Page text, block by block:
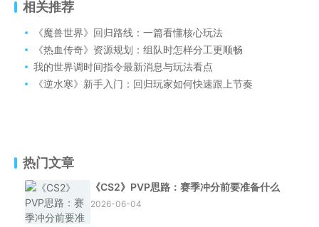
相关推荐
《魔兽世界》回归路线：一篇看懂核心玩法
《热血传奇》资源规划：组队时怎样分工更顺畅
我的世界调时间指令最新消息与玩法看点
《逆水寒》新手入门：回归玩家如何快速跟上节奏
热门文章
《CS2》PVP思路：赛季冲分前要准备什么
2026-06-04